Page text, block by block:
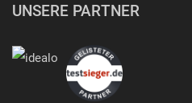
UNSERE PARTNER